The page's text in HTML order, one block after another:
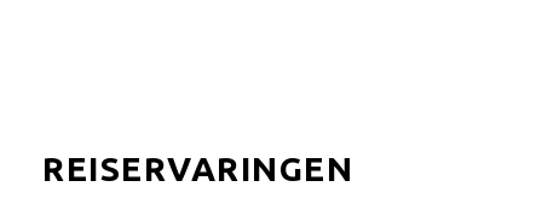
REISERVARINGEN